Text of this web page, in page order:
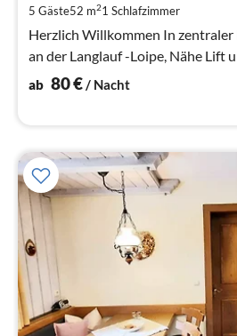
5 Gäste52 m21 Schlafzimmer
Herzlich Willkommen In zentraler Lage, direkter Einstieg
an der Langlauf -Loipe, Nähe Lift
ab 80€/ Nacht